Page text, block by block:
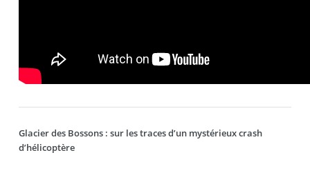
Glacier des Bossons : sur les traces d’un mystérieux crash
d’hélicoptère